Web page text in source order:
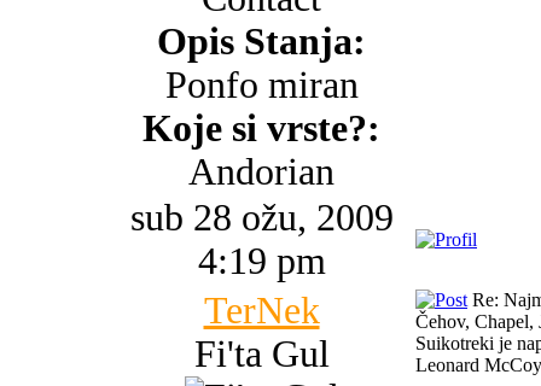
Opis Stanja:
Ponfo miran
Koje si vrste?:
Andorian
sub 28 ožu, 2009
4:19 pm
TerNek
Fi'ta Gul
Re:
Čehov, Chapel,
Suikotreki je
Leonard McCoy